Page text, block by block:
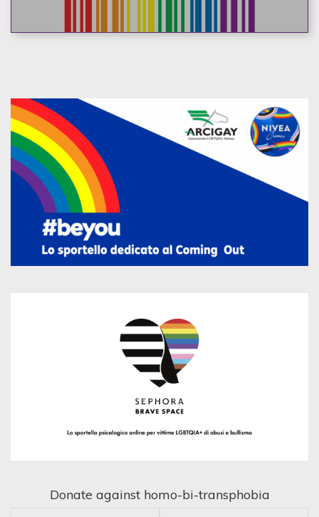
Donate against homo-bi-transphobia